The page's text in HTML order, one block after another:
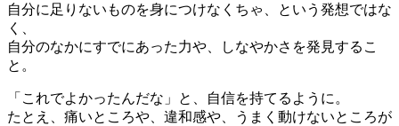
自分に足りないものを身につけなくちゃ、という発想ではな
く、
自分のなかにすでにあった力や、しなやかさを発見するこ
と。
「これでよかったんだな」と、自信を持てるように。
たとえ、痛いところや、違和感や、うまく動けないところが